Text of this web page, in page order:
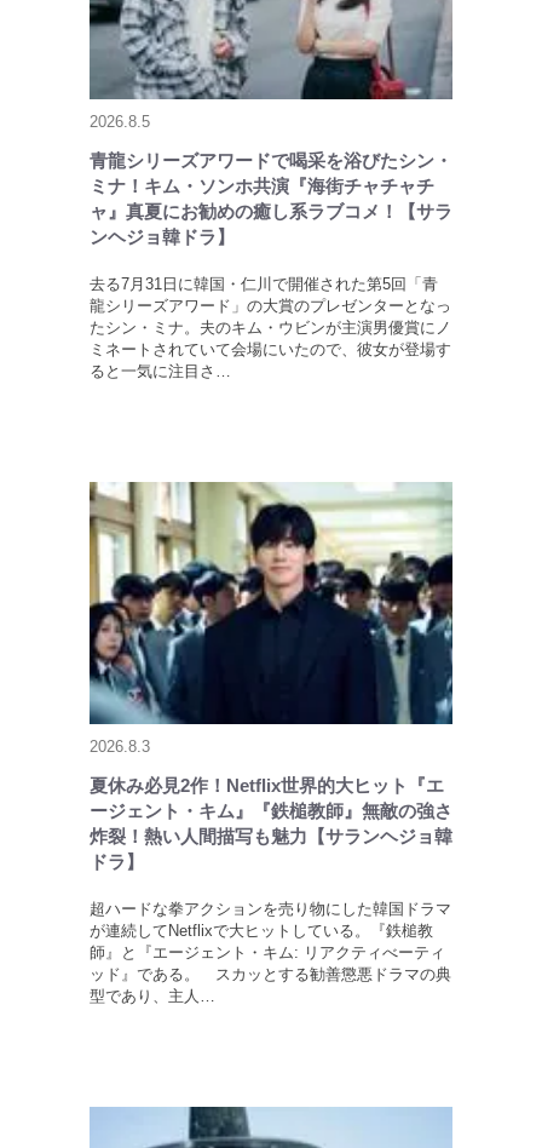
2026.8.5
青龍シリーズアワードで喝采を浴びたシン・
ミナ！キム・ソンホ共演『海街チャチャチ
ャ』真夏にお勧めの癒し系ラブコメ！【サラ
ンヘジョ韓ドラ】
去る7月31日に韓国・仁川で開催された第5回「青
龍シリーズアワード」の大賞のプレゼンターとなっ
たシン・ミナ。夫のキム・ウビンが主演男優賞にノ
ミネートされていて会場にいたので、彼女が登場す
ると一気に注目さ…
2026.8.3
夏休み必見2作！Netflix世界的大ヒット『エ
ージェント・キム』『鉄槌教師』無敵の強さ
炸裂！熱い人間描写も魅力【サランヘジョ韓
ドラ】
超ハードな拳アクションを売り物にした韓国ドラマ
が連続してNetflixで大ヒットしている。『鉄槌教
師』と『エージェント・キム: リアクティべーティ
ッド』である。 スカッとする勧善懲悪ドラマの典
型であり、主人…